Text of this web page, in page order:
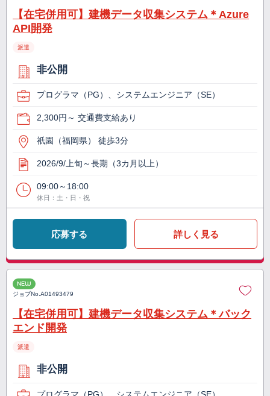
【在宅併用可】建機データ収集システム＊Azure
API開発
派遣
非公開
プログラマ（PG）、システムエンジニア（SE）
2,300円～ 交通費支給あり
祇園（福岡県） 徒歩3分
2026/9/上旬～長期（3カ月以上）
09:00～18:00
休日：土・日・祝
応募する 詳しく見る
NEW
ジョブNo.A01493479
【在宅併用可】建機データ収集システム＊バック
エンド開発
派遣
非公開